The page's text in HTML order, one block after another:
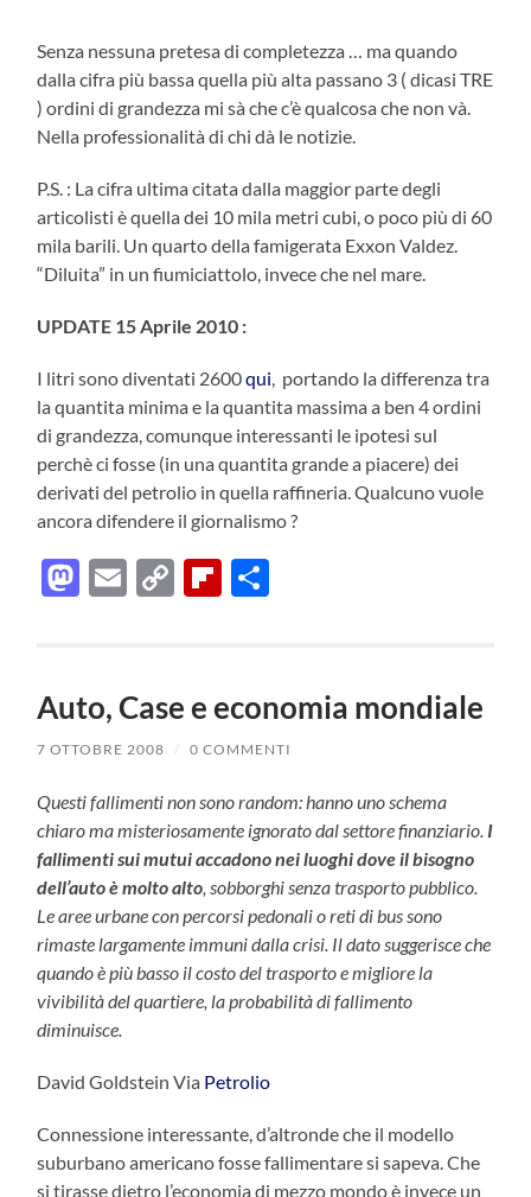
Senza nessuna pretesa di completezza … ma quando
dalla cifra più bassa quella più alta passano 3 ( dicasi TRE
) ordini di grandezza mi sà che c’è qualcosa che non và.
Nella professionalità di chi dà le notizie.
P.S. : La cifra ultima citata dalla maggior parte degli
articolisti è quella dei 10 mila metri cubi, o poco più di 60
mila barili. Un quarto della famigerata Exxon Valdez.
“Diluita” in un fiumiciattolo, invece che nel mare.
UPDATE 15 Aprile 2010 :
I litri sono diventati 2600qui, portando la differenza tra
la quantita minima e la quantita massima a ben 4 ordini
di grandezza, comunque interessanti le ipotesi sul
perchè ci fosse (in una quantita grande a piacere) dei
derivati del petrolio in quella raffineria. Qualcuno vuole
ancora difendere il giornalismo ?
Mastodon
EmailCopyFlipboard
Auto, Case e economia mondiale
7 OTTOBRE 2008 / 0 COMMENTI
Questi fallimenti non sono random: hanno uno schema
chiaro ma misteriosamente ignorato dal settore finanziario. I
fallimenti sui mutui accadono nei luoghi dove il bisogno
dell’auto è molto alto, sobborghi senza trasporto pubblico.
Le aree urbane con percorsi pedonali o reti di bus sono
rimaste largamente immuni dalla crisi. Il dato suggerisce che
quando è più basso il costo del trasporto e migliore la
vivibilità del quartiere, la probabilità di fallimento
diminuisce.
David Goldstein Via Petrolio
Connessione interessante, d’altronde che il modello
suburbano americano fosse fallimentare si sapeva. Che
si tirasse dietro l’economia di mezzo mondo è invece un